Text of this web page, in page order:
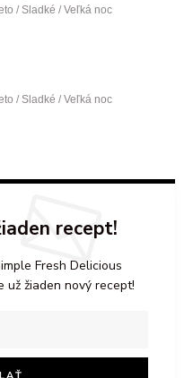
/ Sladké / Veľká noc
/ Sladké / Veľká noc
recept!
Fresh Delicious
žiaden nový recept!